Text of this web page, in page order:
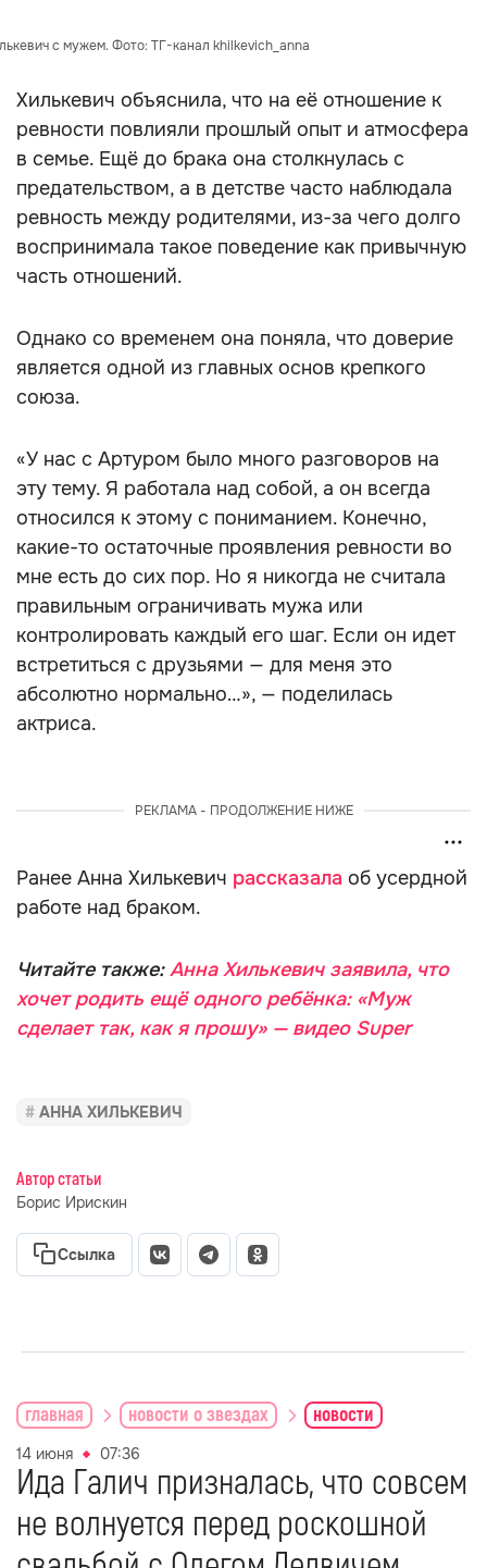
с мужем. Фото: ТГ-канал khilkevich_anna
Хилькевич объяснила, что на её отношение к
ревности повлияли прошлый опыт и атмосфера
в семье. Ещё до брака она столкнулась с
предательством, а в детстве часто наблюдала
ревность между родителями, из-за чего долго
воспринимала такое поведение как привычную
часть отношений.
Однако со временем она поняла, что доверие
является одной из главных основ крепкого
союза.
«У нас с Артуром было много разговоров на
эту тему. Я работала над собой, а он всегда
относился к этому с пониманием. Конечно,
какие-то остаточные проявления ревности во
мне есть до сих пор. Но я никогда не считала
правильным ограничивать мужа или
контролировать каждый его шаг. Если он идет
встретиться с друзьями — для меня это
абсолютно нормально…», — поделилась
актриса.
РЕКЛАМА - ПРОДОЛЖЕНИЕ НИЖЕ
Ранее Анна Хилькевич рассказала об усердной
работе над браком.
Читайте также:Анна Хилькевич заявила, что
хочет родить ещё одного ребёнка: «Муж
сделает так, как я прошу» — видео Super
АННА ХИЛЬКЕВИЧ
Автор статьи
Борис Ирискин
Ссылка
главная новости о звездах новости
14 июня 07:36
Ида Галич призналась, что совсем
не волнуется перед роскошной